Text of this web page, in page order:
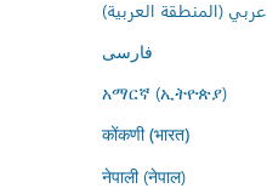
عربي (المنطقة العربية)
فارسى
አማርኛ (ኢትዮጵያ)
कोंकणी (भारत)
नेपाली (नेपाल)